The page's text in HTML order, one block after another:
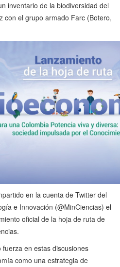
inventario de la biodiversidad del
con el grupo armado Farc (Botero,
en la cuenta de Twitter del
e Innovación (@MinCiencias) el
oficial de la hoja de ruta de
en estas discusiones
como una estrategia de